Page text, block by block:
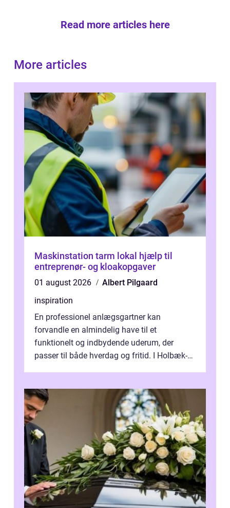
Read more articles here
More articles
Maskinstation tarm lokal hjælp til
entreprenør- og kloakopgaver
01 august 2026
Albert Pilgaard
inspiration
En professionel anlægsgartner kan
forvandle en almindelig have til et
funktionelt og indbydende uderum, der
passer til både hverdag og fritid. I Holbæk-